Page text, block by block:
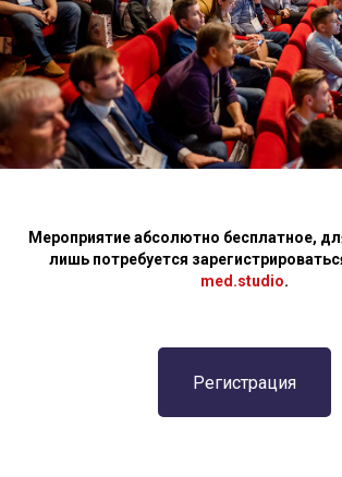
Мероприятие абсолютно бесплатное,
лишь потребуется
med.studio.
Регистрация